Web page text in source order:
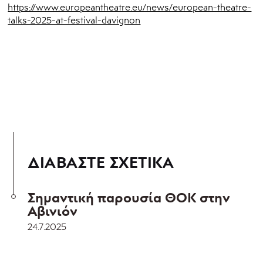
https://www.europeantheatre.eu/news/european-theatre-
talks-2025-at-festival-davignon
ΔΙΑΒΑΣΤΕ ΣΧΕΤΙΚΑ
Σημαντική παρουσία ΘΟΚ στην
Αβινιόν
24.7.2025